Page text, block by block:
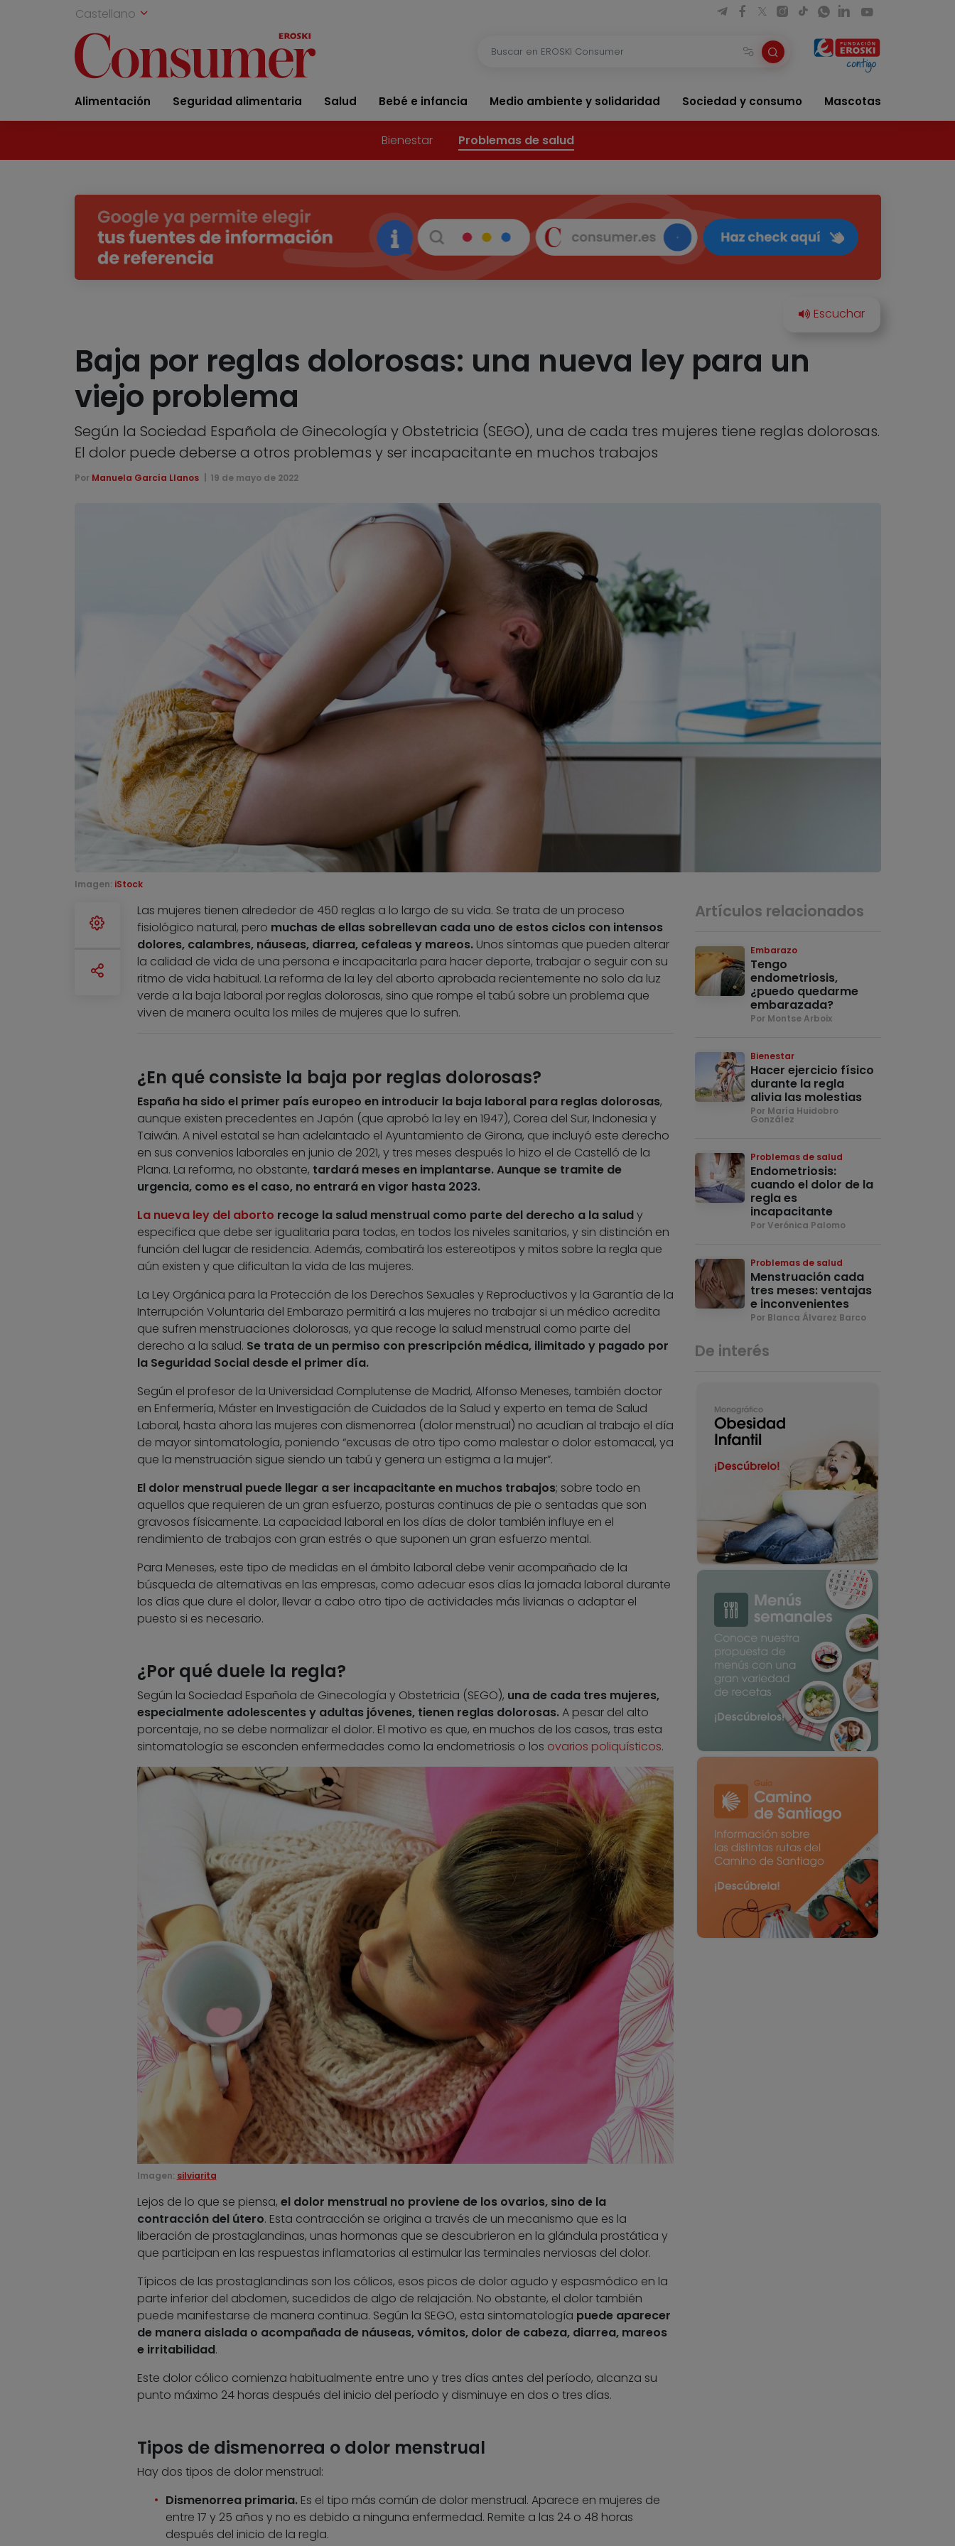
Castellano
Alimentación Seguridad alimentaria Salud Bebé e infancia Medio ambiente y solidaridad Sociedad y consumo Mascotas
Bienestar Problemas de salud
Baja por reglas dolorosas: una nueva ley para un
viejo problema
Según la Sociedad Española de Ginecología y Obstetricia (SEGO), una de cada tres mujeres tiene reglas dolorosas.
El dolor puede deberse a otros problemas y ser incapacitante en muchos trabajos
Por Manuela García Llanos 19 de mayo de 2022
Imagen: iStock
Las mujeres tienen alrededor de 450 reglas a lo largo de su vida. Se trata de un proceso
fisiológico natural, pero muchas de ellas sobrellevan cada uno de estos ciclos con intensos
dolores, calambres, náuseas, diarrea, cefaleas y mareos. Unos síntomas que pueden alterar
la calidad de vida de una persona e incapacitarla para hacer deporte, trabajar o seguir con su
ritmo de vida habitual. La reforma de la ley del aborto aprobada recientemente no solo da luz
verde a la baja laboral por reglas dolorosas, sino que rompe el tabú sobre un problema que
viven de manera oculta los miles de mujeres que lo sufren.
¿En qué consiste la baja por reglas dolorosas?
España ha sido el primer país europeo en introducir la baja laboral para reglas dolorosas,
aunque existen precedentes en Japón (que aprobó la ley en 1947), Corea del Sur, Indonesia y
Taiwán. A nivel estatal se han adelantado el Ayuntamiento de Girona, que incluyó este derecho
en sus convenios laborales en junio de 2021, y tres meses después lo hizo el de Castelló de la
Plana. La reforma, no obstante, tardará meses en implantarse. Aunque se tramite de
urgencia, como es el caso, no entrará en vigor hasta 2023.
La nueva ley del aborto recoge la salud menstrual como parte del derecho a la saludy
especifica que debe ser igualitaria para todas, en todos los niveles sanitarios, y sin distinción en
función del lugar de residencia. Además, combatirá los estereotipos y mitos sobre la regla que
aún existen y que dificultan la vida de las mujeres.
La Ley Orgánica para la Protección de los Derechos Sexuales y Reproductivos y la Garantía de la
Interrupción Voluntaria del Embarazo permitirá a las mujeres no trabajar si un médico acredita
que sufren menstruaciones dolorosas, ya que recoge la salud menstrual como parte del
derecho a la salud. Se trata de un permiso con prescripción médica, ilimitado y pagado por
la Seguridad Social desde el primer día.
Según el profesor de la Universidad Complutense de Madrid, Alfonso Meneses, también doctor
en Enfermería, Máster en Investigación de Cuidados de la Salud y experto en tema de Salud
Laboral, hasta ahora las mujeres con dismenorrea (dolor menstrual) no acudían al trabajo el día
de mayor sintomatología, poniendo “excusas de otro tipo como malestar o dolor estomacal, ya
que la menstruación sigue siendo un tabú y genera un estigma a la mujer”.
El dolor menstrual puede llegar a ser incapacitante en muchos trabajos; sobre todo en
aquellos que requieren de un gran esfuerzo, posturas continuas de pie o sentadas que son
gravosos físicamente. La capacidad laboral en los días de dolor también influye en el
rendimiento de trabajos con gran estrés o que suponen un gran esfuerzo mental.
Para Meneses, este tipo de medidas en el ámbito laboral debe venir acompañado de la
búsqueda de alternativas en las empresas, como adecuar esos días la jornada laboral durante
los días que dure el dolor, llevar a cabo otro tipo de actividades más livianas o adaptar el
puesto si es necesario.
¿Por qué duele la regla?
Según la Sociedad Española de Ginecología y Obstetricia (SEGO), una de cada tres mujeres,
especialmente adolescentes y adultas jóvenes, tienen reglas dolorosas.A pesar del alto
porcentaje, no se debe normalizar el dolor. El motivo es que, en muchos de los casos, tras esta
sintomatología se esconden enfermedades como la endometriosis o los ovarios poliquísticos.
Imagen: silviarita
Lejos de lo que se piensa, el dolor menstrual no proviene de los ovarios, sino de la
contracción del útero. Esta contracción se origina a través de un mecanismo que es la
liberación de prostaglandinas, unas hormonas que se descubrieron en la glándula prostática y
que participan en las respuestas inflamatorias al estimular las terminales nerviosas del dolor.
Típicos de las prostaglandinas son los cólicos, esos picos de dolor agudo y espasmódico en la
parte inferior del abdomen, sucedidos de algo de relajación. No obstante, el dolor también
puede manifestarse de manera continua. Según la SEGO, esta sintomatología puede aparecer
de manera aislada o acompañada de náuseas, vómitos, dolor de cabeza, diarrea, mareos
e irritabilidad.
Este dolor cólico comienza habitualmente entre uno y tres días antes del período, alcanza su
punto máximo 24 horas después del inicio del período y disminuye en dos o tres días.
Tipos de dismenorrea o dolor menstrual
Hay dos tipos de dolor menstrual:
Dismenorrea primaria.Es el tipo más común de dolor menstrual. Aparece en mujeres de
entre 17 y 25 años y no es debido a ninguna enfermedad. Remite a las 24 o 48 horas
después del inicio de la regla.
Artículos relacionados
Embarazo
Tengo
endometriosis,
¿puedo quedarme
embarazada?
Por Montse Arboix
Bienestar
Hacer ejercicio físico
durante la regla
alivia las molestias
Por María Huidobro
González
Problemas de salud
Endometriosis:
cuando el dolor de la
regla es
incapacitante
Por Verónica Palomo
Problemas de salud
Menstruación cada
tres meses: ventajas
e inconvenientes
Por Blanca Álvarez Barco
De interés